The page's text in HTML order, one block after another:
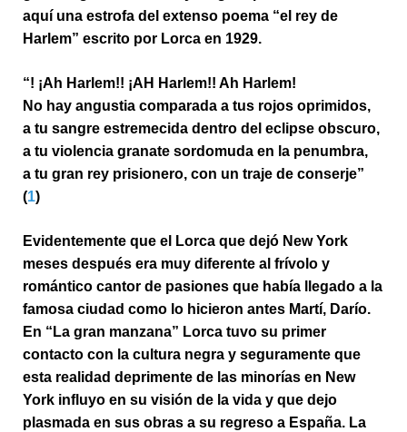
aquí una estrofa del extenso poema “el rey de
Harlem” escrito por Lorca en 1929.
“! ¡Ah Harlem!! ¡AH Harlem!! Ah Harlem!
No hay angustia comparada a tus rojos oprimidos,
a tu sangre estremecida dentro del eclipse obscuro,
a tu violencia granate sordomuda en la penumbra,
a tu gran rey prisionero, con un traje de conserje”
(1)
Evidentemente que el Lorca que dejó New York
meses después era muy diferente al frívolo y
romántico cantor de pasiones que había llegado a la
famosa ciudad como lo hicieron antes Martí, Darío.
En “La gran manzana” Lorca tuvo su primer
contacto con la cultura negra y seguramente que
esta realidad deprimente de las minorías en New
York influyo en su visión de la vida y que dejo
plasmada en sus obras a su regreso a España. La